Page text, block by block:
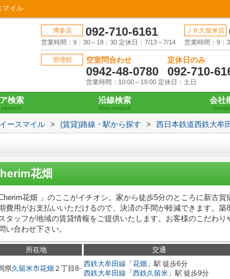
マイル
博多店 092-710-6161
営業時間：9：30～18：30 定休日：7/13～7/14
ＪＲ久留米店
営業時間：9：
管理部 空室問合わせ
0942-48-0780
定休日のみ
092-710-
営業時間：10:00～19:00 定休日：土日
検索
search
沿線検索
line search
会社
ースマイル > (賃貸)路線・駅から探す > 西日本鉄道西鉄大牟
花畑
Cherim花畑 」のここがイチオシ。家から徒歩5分のところに新古
費用がお支払いいただけるので、決済の手間が軽減できます。
タッフが地域の賃貸情報をご提供いたします。お客様のこだわ
い合わせ下さい。
所在地 交通
県久留米市花畑 ２丁目8-
西鉄大牟田線 「 花畑 」駅 徒歩6分
西鉄大牟田線 「 西鉄久留米 」駅 徒歩9分